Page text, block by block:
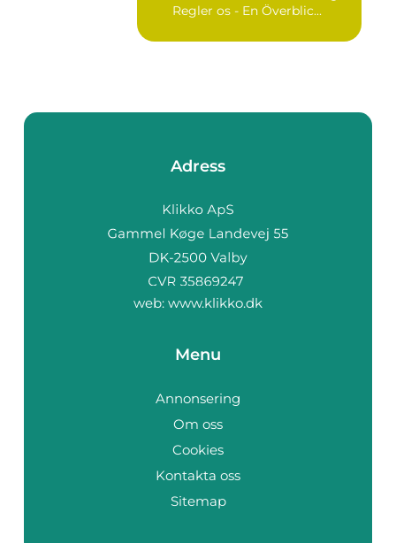
Regler os - En Överblic...
Adress
web: www.klikko.dk
Menu
Annonsering
Om oss
Cookies
Kontakta oss
Sitemap